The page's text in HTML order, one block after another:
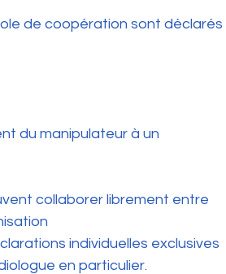
de coopération sont déclarés
du manipulateur à un
collaborer librement entre
individuelles exclusives
en particulier.